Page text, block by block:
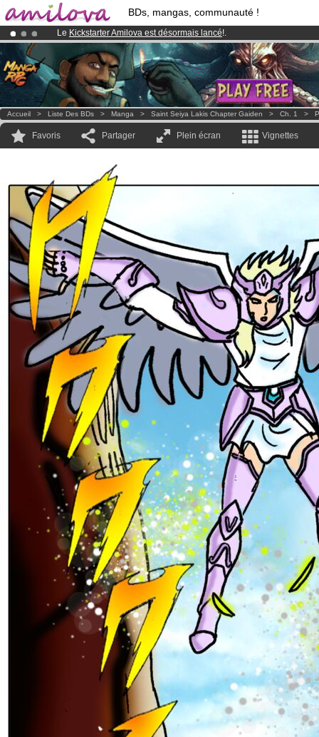
BDs, mangas, communauté !
Le Kickstarter Amilova est désormais lancé!.
Déjà 100000membreset 1000BDs & Mangas!
Abonnement premium: à partir de
3.95 eurospar mois !Clique ici
Accueil > Liste Des BDs > Manga > Saint Seiya Lakis Chapter Gaiden > Ch. 1 >
Favoris Partager Plein écran Vignettes